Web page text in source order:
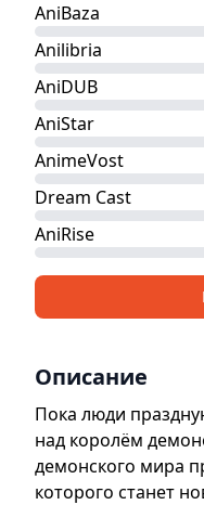
AniBaza
Anilibria
AniDUB
AniStar
AnimeVost
Dream Cast
AniRise
Описание
Пока люди
над королём
демонского мира
которого станет